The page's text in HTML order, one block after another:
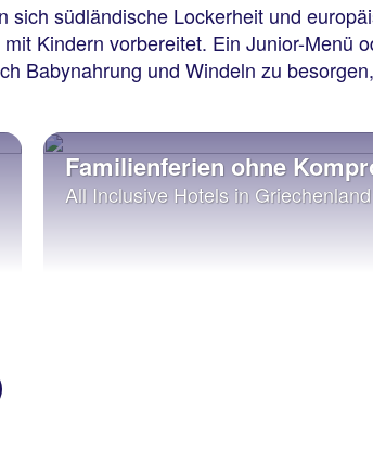
südländische Lockerheit und
Kindern vorbereitet. Ein Junior-Menü
Babynahrung und Windeln zu
Familienferien ohne
All Inclusive Hotels in Griechenland